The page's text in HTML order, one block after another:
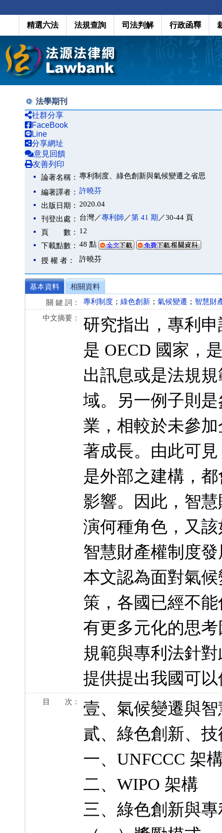
精選六法 法規查詢 司法判解 行政函釋
法學期刊
社群分享
FaceBook
Line
分享網址
意見回饋
友善列印
論著名稱： 專利制度、綠色創新與氣候變遷之省思
編著譯者： 許曉芬
出版日期： 2020.04
刊登出處： 台灣／專利師 ／第 41 期 ／30-44 頁
頁 數： 12
下載點數： 48 點
授 權 者： 許曉芬
基本資料
相關資料
關 鍵 詞：
專利制度 ； 綠色創新 ； 氣候變遷 ； 智慧財
中文摘要：
研究指出，專利
是 OECD 國家，
出訊息或是法規
域。另一例子則
業，相較於未參
著成長。由此可
是外部之建構，
影響。因此，智
演何種角色，又
智慧財產權制度
本文認為面對氣
策，各國已經不
有更多元化的思
規範與專利法針
提供提出我國可
目 次：
壹、氣候變遷與
貳、綠色創新、
一、UNFCCC 架
二、WIPO 架構
三、綠色創新與